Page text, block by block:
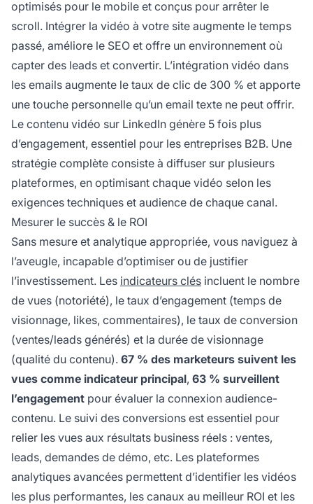
optimisés pour le mobile et conçus pour arrêter le
scroll. Intégrer la vidéo à votre site augmente le temps
passé, améliore le SEO et offre un environnement où
capter des leads et convertir. L’intégration vidéo dans
les emails augmente le taux de clic de 300 % et apporte
une touche personnelle qu’un email texte ne peut offrir.
Le contenu vidéo sur LinkedIn génère 5 fois plus
d’engagement, essentiel pour les entreprises B2B. Une
stratégie complète consiste à diffuser sur plusieurs
plateformes, en optimisant chaque vidéo selon les
exigences techniques et audience de chaque canal.
Mesurer le succès & le ROI
Sans mesure et analytique appropriée, vous naviguez à
l’aveugle, incapable d’optimiser ou de justifier
l’investissement. Les indicateurs clés incluent le nombre
de vues (notoriété), le taux d’engagement (temps de
visionnage, likes, commentaires), le taux de conversion
(ventes/leads générés) et la durée de visionnage
(qualité du contenu). 67 % des marketeurs suivent les
vues comme indicateur principal, 63 % surveillent
l’engagement pour évaluer la connexion audience-
contenu. Le suivi des conversions est essentiel pour
relier les vues aux résultats business réels : ventes,
leads, demandes de démo, etc. Les plateformes
analytiques avancées permettent d’identifier les vidéos
les plus performantes, les canaux au meilleur ROI et les